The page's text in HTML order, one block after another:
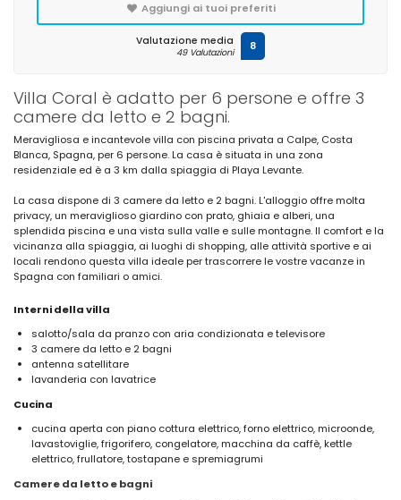
Villa Coral è adatto per 6 persone e offre 3
camere da letto e 2 bagni.
Meravigliosa e incantevole villa con piscina privata a Calpe, Costa
Blanca, Spagna, per 6 persone. La casa è situata in una zona
residenziale ed è a 3 km dalla spiaggia di Playa Levante.
La casa dispone di 3 camere da letto e 2 bagni. L'alloggio offre molta
privacy, un meraviglioso giardino con prato, ghiaia e alberi, una
splendida piscina e una vista sulla valle e sulle montagne. Il comfort e la
vicinanza alla spiaggia, ai luoghi di shopping, alle attività sportive e ai
locali rendono questa villa ideale per trascorrere le vostre vacanze in
Spagna con familiari o amici.
Interni della villa
salotto/sala da pranzo con aria condizionata e televisore
3 camere da letto e 2 bagni
antenna satellitare
lavanderia con lavatrice
Cucina
cucina aperta con piano cottura elettrico, forno elettrico, microonde,
lavastoviglie, frigorifero, congelatore, macchina da caffè, kettle
elettrico, frullatore, tostapane e spremiagrumi
Camere da letto e bagni
Aggiungi ai tuoi preferiti
Valutazione media
49 Valutazioni 8